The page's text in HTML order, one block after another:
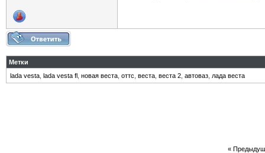
Метки
lada vesta lada vesta fl новая веста оттс веста веста 2 автоваз лада веста
«